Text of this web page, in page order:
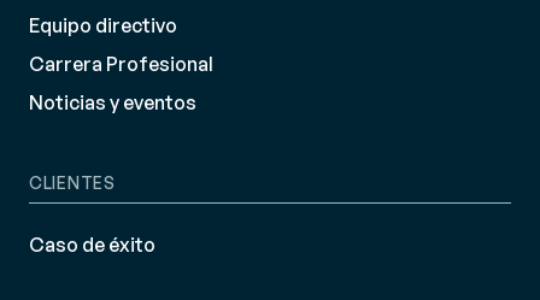
Equipo directivo
Carrera Profesional
Noticias y eventos
CLIENTES
Caso de éxito